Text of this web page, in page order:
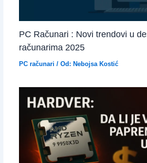
PC Računari : Novi trendovi u
računarima 2025
PC računari / Od: Nebojsa Kostić